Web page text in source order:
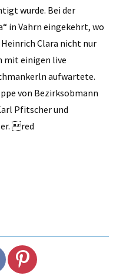
wurde. Bei der
in Vahrn eingekehrt, wo
Clara nicht nur
mit einigen live
aufwartete.
von Bezirksobmann
Pfitscher und
red